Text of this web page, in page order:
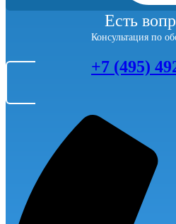
Есть
Консультация по
+7 (495)